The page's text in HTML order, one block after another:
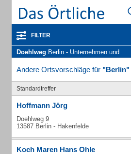
FILTER
Doehlweg Berlin - Unternehmen und Personen
Andere Ortsvorschläge für "Berlin"
Standardtreffer
Hoffmann Jörg
Doehlweg 9
13587 Berlin - Hakenfelde
Koch Maren Hans Ohle